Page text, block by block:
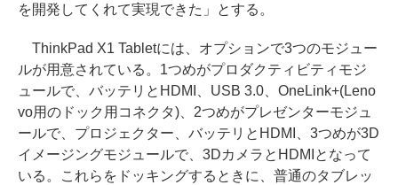
を開発してくれて実現できた」とする。
ThinkPad X1 Tabletには、オプションで3つのモジュー
ルが用意されている。1つめがプロダクティビティモジ
ュールで、バッテリとHDMI、USB 3.0、OneLink+(Leno
vo用のドック用コネクタ)、2つめがプレゼンターモジュ
ールで、プロジェクター、バッテリとHDMI、3つめが3D
イメージングモジュールで、3DカメラとHDMIとなって
いる。これらをドッキングするときに、普通のタブレッ